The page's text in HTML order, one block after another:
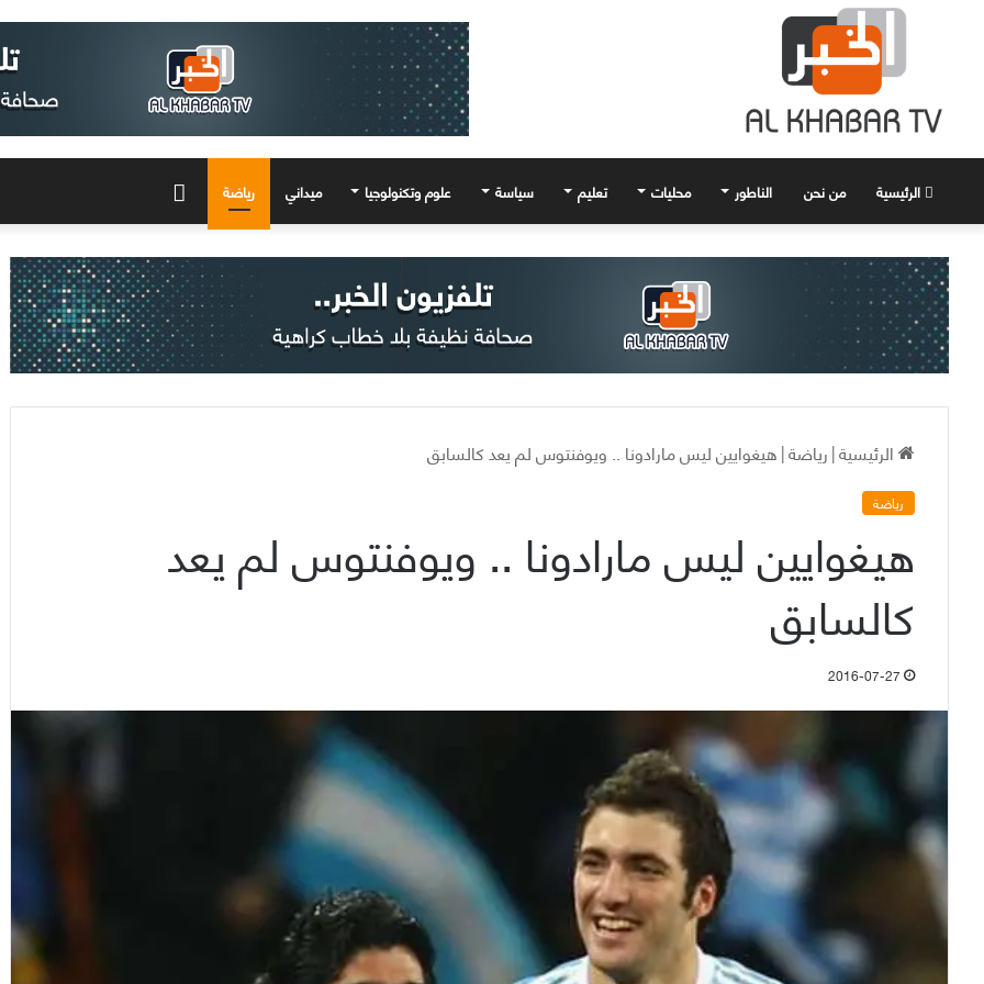
الرئيسية من نحن الناطور محليات تعليم سياسة علوم وتكنولوجيا ميداني رياضة
الرئيسية|رياضة|هيغوايين ليس مارادونا .. ويوفنتوس لم يعد كالسابق
رياضة
هيغوايين ليس مارادونا .. ويوفنتوس لم يعد
كالسابق
2016-07-27